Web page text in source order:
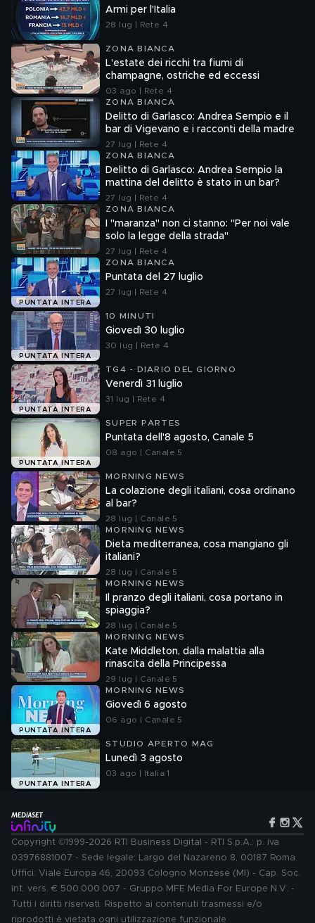
Armi per l'Italia
28 lug | Rete 4
ZONA BIANCA
L'estate dei ricchi tra fiumi di
champagne, ostriche ed eccessi
03 ago | Rete 4
ZONA BIANCA
Delitto di Garlasco: Andrea Sempio e il
bar di Vigevano e i racconti della madre
27 lug | Rete 4
ZONA BIANCA
Delitto di Garlasco: Andrea Sempio la
mattina del delitto è stato in un bar?
27 lug | Rete 4
ZONA BIANCA
I "maranza" non ci stanno: "Per noi vale
solo la legge della strada"
27 lug | Rete 4
PUNTATA INTERA
ZONA BIANCA
Puntata del 27 luglio
27 lug | Rete 4
PUNTATA INTERA
10 MINUTI
Giovedì 30 luglio
30 lug | Rete 4
PUNTATA INTERA
TG4 - DIARIO DEL GIORNO
Venerdì 31 luglio
31 lug | Rete 4
PUNTATA INTERA
SUPER PARTES
Puntata dell'8 agosto, Canale 5
08 ago | Canale 5
MORNING NEWS
La colazione degli italiani, cosa ordinano
al bar?
28 lug | Canale 5
MORNING NEWS
Dieta mediterranea, cosa mangiano gli
italiani?
28 lug | Canale 5
MORNING NEWS
Il pranzo degli italiani, cosa portano in
spiaggia?
28 lug | Canale 5
MORNING NEWS
Kate Middleton, dalla malattia alla
rinascita della Principessa
29 lug | Canale 5
PUNTATA INTERA
MORNING NEWS
Giovedì 6 agosto
06 ago | Canale 5
PUNTATA INTERA
STUDIO APERTO MAG
Lunedì 3 agosto
03 ago | Italia 1
Copyright ©1999-2026 RTI Business Digital - RTI S.p.A.: p. iva
03976881007 - Sede legale: Largo del Nazareno 8, 00187 Roma.
Uffici: Viale Europa 46, 20093 Cologno Monzese (MI) - Cap. Soc.
int. vers. € 500.000.007 - Gruppo MFE Media For Europe N.V. -
Tutti i diritti riservati. Rispetto ai contenuti trasmessi e/o
riprodotti è vietata ogni utilizzazione funzionale